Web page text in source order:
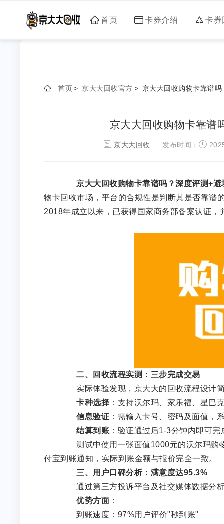
首页 卡券介绍 卡券
首页> 京大大回收官方 > 京大大回收购物卡靠谱
京大大回收购物卡靠谱
京大大回收 发布时间：
京大大回收购物卡靠谱吗？深度评测+
物卡回收市场，平台的合规性是判断其是否靠谱
2018年成立以来，已获得国家商务部备案认证
二、回收流程实测：三步完成交易
实际体验发现，京大大的回收流程设计
卡种选择 ：支持沃尔玛、家乐福、星巴
信息验证 ：需输入卡号、密码及面值，
结算到账 ：验证通过后1-3分钟内即可
测试中使用一张面值1000元的沃尔玛购
付宝到账通知，实际到账金额与报价完全一致。
三、用户口碑分析：满意度达95.3%
通过第三方投诉平台及社交媒体数据分析
优势方面 ：
到账速度：97%用户评价"秒到账"